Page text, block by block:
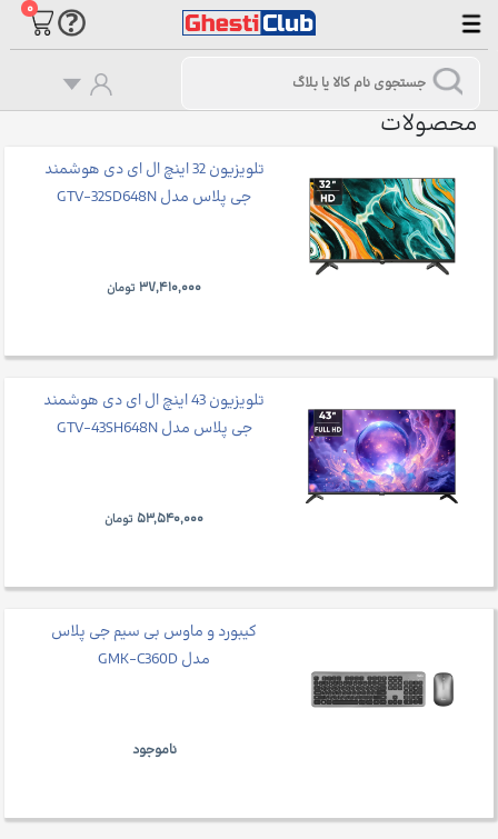
۰
محصولات
تلویزیون 32 اینچ ال ای دی هوشمند
جی پلاس مدل GTV-32SD648N
۳۷,۴۱۰,۰۰۰ تومان
تلویزیون 43 اینچ ال ای دی هوشمند
جی پلاس مدل GTV-43SH648N
۵۳,۵۴۰,۰۰۰ تومان
کیبورد و ماوس بی سیم جی پلاس
مدل GMK-C360D
ناموجود